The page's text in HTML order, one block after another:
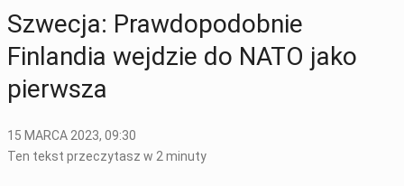
Szwecja: Prawdopodobnie
Finlandia wejdzie do NATO jako
pierwsza
15 MARCA 2023, 09:30
Ten tekst przeczytasz w 2 minuty